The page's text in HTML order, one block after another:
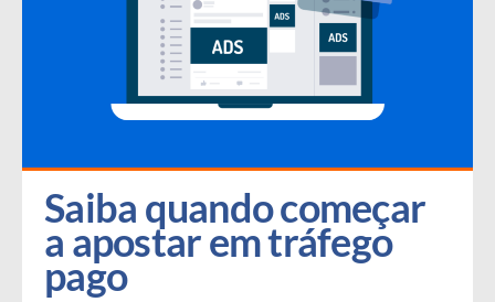
Saiba quando começar
a apostar em tráfego
pago